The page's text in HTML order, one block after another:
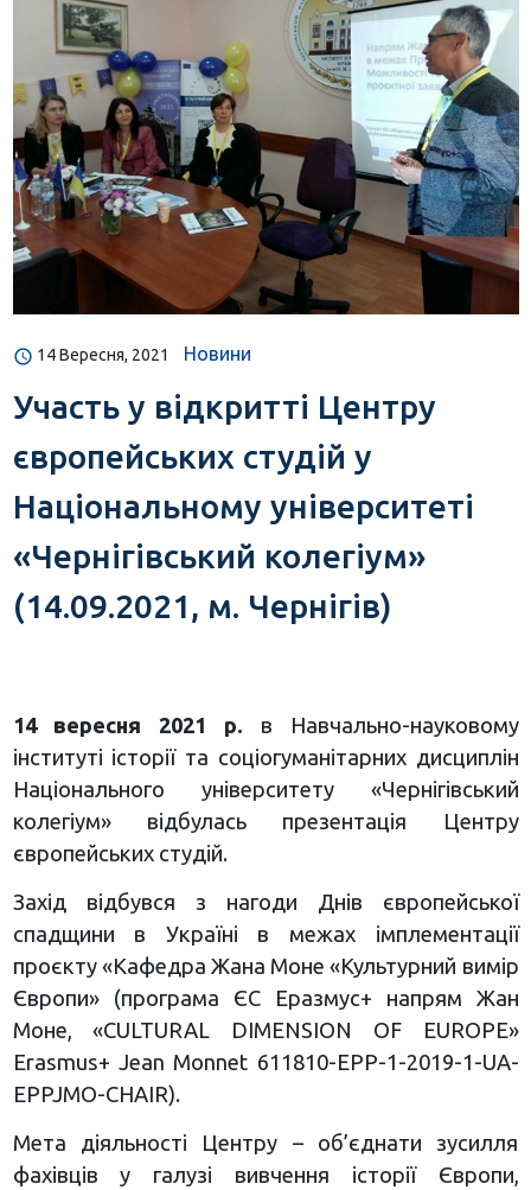
14 Вересня, 2021 Новини
Участь у відкритті Центру
європейських студій у
Національному університеті
«Чернігівський колегіум»
(14.09.2021, м. Чернігів)
14 вересня 2021 р. в Навчально-науковому
інституті історії та соціогуманітарних дисциплін
Національного університету «Чернігівський
колегіум» відбулась презентація Центру
європейських студій.
Захід відбувся з нагоди Днів європейської
спадщини в Україні в межах імплементації
проєкту «Кафедра Жана Моне «Культурний вимір
Європи» (програма ЄС Еразмус+ напрям Жан
Моне, «CULTURAL DIMENSION OF EUROPE»
Erasmus+ Jean Monnet 611810-EPP-1-2019-1-UA-
EPPJMO-CHAIR).
Мета діяльності Центру – об’єднати зусилля
фахівців у галузі вивчення історії Європи,